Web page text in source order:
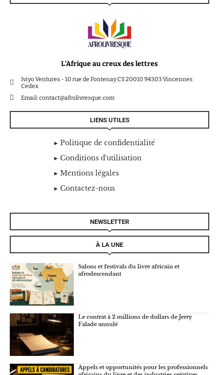
L’Afrique au creux des lettres
Iviyo Ventures - 10 rue de Fontenay CS 20010 94303 Vincennes
Cedex
Email: contact@afrolivresque.com
LIENS UTILES
Politique de confidentialité
Conditions d'utilisation
Mentions légales
Contactez-nous
NEWSLETTER
À LA UNE
Salons et festivals du livre africain et
afrodescendant
Le contrat à 2 millions de dollars de Jerry
Falade annulé
Appels et opportunités pour les professionnels